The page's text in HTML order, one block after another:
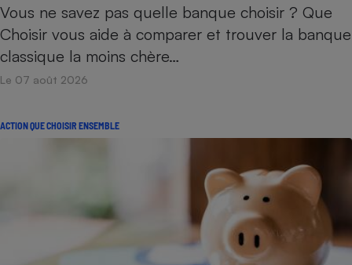
Vous ne savez pas quelle banque choisir ? Que
Choisir vous aide à comparer et trouver la banque
classique la moins chère…
Le 07 août 2026
ACTION QUE CHOISIR ENSEMBLE